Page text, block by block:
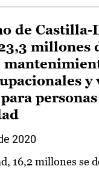
de Castilla-
millones
y
2020
16,2 millones se